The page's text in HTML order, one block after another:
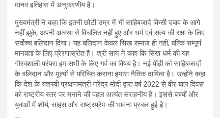
मानव इतिहास में अनुकरणीय है।
मुख्यमंत्री ने कहा कि इतनी छोटी उम्र में भी साहिबजादे किसी दबाव के आगे
नहीं झुके, अपनी आस्था से विचलित नहीं हुए और धर्म एवं सत्य की रक्षा के लिए
सर्वोच्च बलिदान दिया। यह बलिदान केवल सिख समाज ही नहीं, बल्कि सम्पूर्ण
मानवता के लिए प्रेरणास्रोत है। श्री साय ने कहा कि सिख धर्म की यह
गौरवशाली परंपरा हम सभी के लिए गर्व का विषय है। नई पीढ़ी को साहिबजादों
के बलिदान और मूल्यों से परिचित कराना हमारा नैतिक दायित्व है। उन्होंने कहा
कि देश के यशस्वी प्रधानमंत्री नरेंद्र मोदी द्वारा वर्ष 2022 से वीर बाल दिवस
को राष्ट्रीय स्तर पर मनाने की पहल अत्यंत सराहनीय है। इससे बच्चों और
युवाओं में शौर्य, साहस और राष्ट्रप्रेम की भावना प्रबल हुई है।